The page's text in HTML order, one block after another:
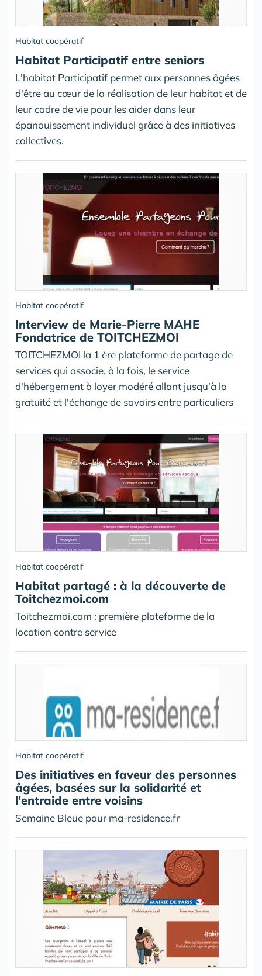
Habitat coopératif
Habitat Participatif entre seniors
L'habitat Participatif permet aux personnes âgées
d'être au cœur de la réalisation de leur habitat et de
leur cadre de vie pour les aider dans leur
épanouissement individuel grâce à des initiatives
collectives.
Habitat coopératif
Interview de Marie-Pierre MAHE
Fondatrice de TOITCHEZMOI
TOITCHEZMOI la 1 ère plateforme de partage de
services qui associe, à la fois, le service
d'hébergement à loyer modéré allant jusqu’à la
gratuité et l'échange de savoirs entre particuliers
Habitat coopératif
Habitat partagé : à la découverte de
Toitchezmoi.com
Toitchezmoi.com : première plateforme de la
location contre service
Habitat coopératif
Des initiatives en faveur des personnes
âgées, basées sur la solidarité et
l'entraide entre voisins
Semaine Bleue pour ma-residence.fr